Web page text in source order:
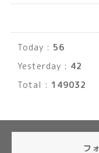
Today : 56
Yesterday : 42
Total : 149032
フ